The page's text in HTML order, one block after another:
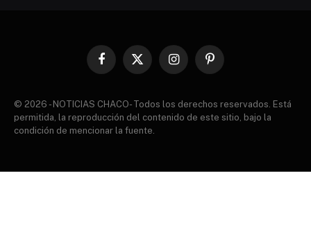
Facebook
X
InstagramPinterest
© 2026 - NOTICIAS CHACO- Todos los derechos reservados. Está
permitida, la reproducción del contenido de este sitio, bajo la
condición de mencionar la fuente.